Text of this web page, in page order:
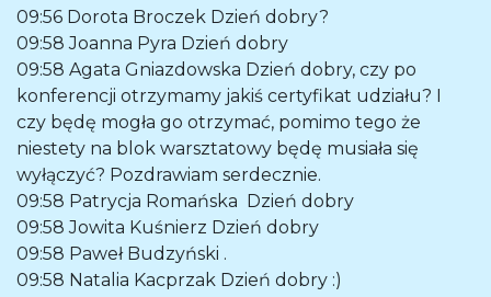
09:56 Dorota Broczek Dzień dobry?
09:58 Joanna Pyra Dzień dobry
09:58 Agata Gniazdowska Dzień dobry, czy po
konferencji otrzymamy jakiś certyfikat udziału? I
czy będę mogła go otrzymać, pomimo tego że
niestety na blok warsztatowy będę musiała się
wyłączyć? Pozdrawiam serdecznie.
09:58 Patrycja Romańska Dzień dobry
09:58 Jowita Kuśnierz Dzień dobry
09:58 Paweł Budzyński .
09:58 Natalia Kacprzak Dzień dobry :)